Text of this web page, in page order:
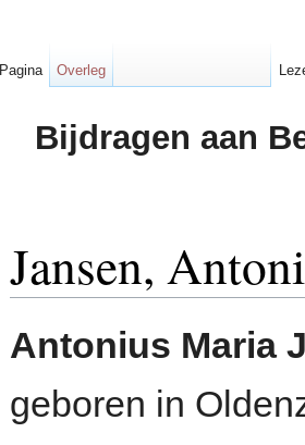
Bijdragen aan
Jansen,
Antonius Maria
geboren in
Pagina Overleg